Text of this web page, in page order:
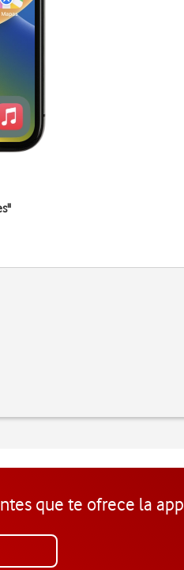
"
que te ofrece la app